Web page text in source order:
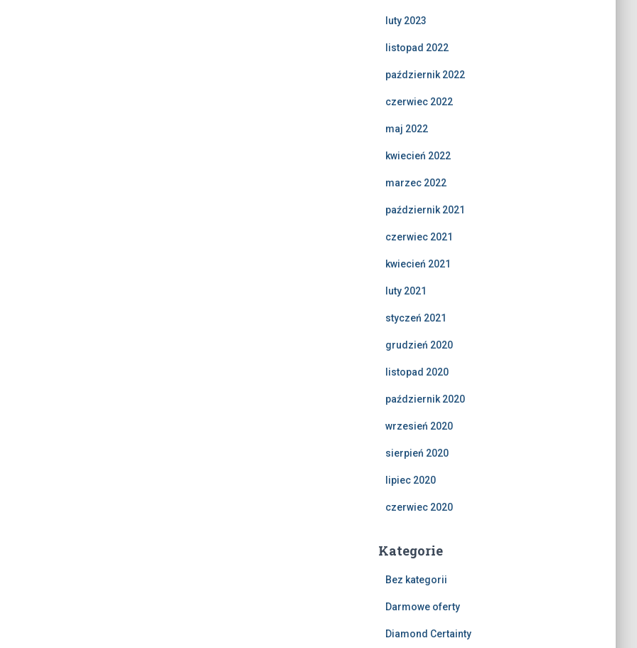
luty 2023
listopad 2022
październik 2022
czerwiec 2022
maj 2022
kwiecień 2022
marzec 2022
październik 2021
czerwiec 2021
kwiecień 2021
luty 2021
styczeń 2021
grudzień 2020
listopad 2020
październik 2020
wrzesień 2020
sierpień 2020
lipiec 2020
czerwiec 2020
Kategorie
Bez kategorii
Darmowe oferty
Diamond Certainty